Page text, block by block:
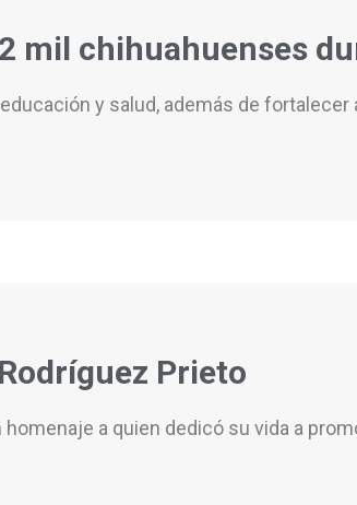
mil chihuahuenses
y salud, además de fortalecer
Prieto
a quien dedicó su vida a